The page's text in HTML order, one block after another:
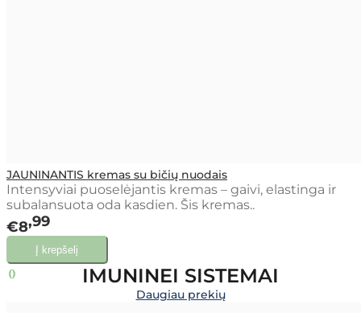
JAUNINANTIS kremas su bičių nuodais
Intensyviai puoselėjantis kremas – gaivi, elastinga ir
subalansuota oda kasdien. Šis kremas..
€8 99
IMUNINEI SISTEMAI
Daugiau prekių